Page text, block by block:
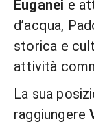
Euganei e
d’acqua,
storica e
attività
La sua
raggiungere